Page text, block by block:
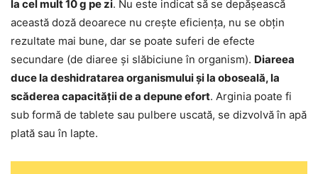
la cel mult 10 g pe zi. Nu este indicat să se depășească
această doză deoarece nu crește eficiența, nu se obțin
rezultate mai bune, dar se poate suferi de efecte
secundare (de diaree și slăbiciune în organism). Diareea
duce la deshidratarea organismului și la oboseală, la
scăderea capacității de a depune efort. Arginia poate fi
sub formă de tablete sau pulbere uscată, se dizvolvă în apă
plată sau în lapte.